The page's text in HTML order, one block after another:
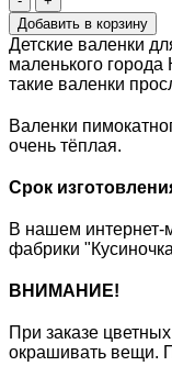
Детские валенки
маленького
такие валенки
Валенки
очень тёплая.
Срок
В нашем интернет-
фабрики
ВНИМАНИЕ!
При заказе
окрашивать вещи.